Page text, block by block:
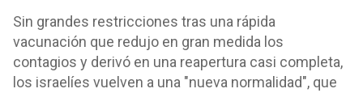
Sin grandes restricciones tras una rápida
vacunación que redujo en gran medida los
contagios y derivó en una reapertura casi completa,
los israelíes vuelven a una "nueva normalidad", que